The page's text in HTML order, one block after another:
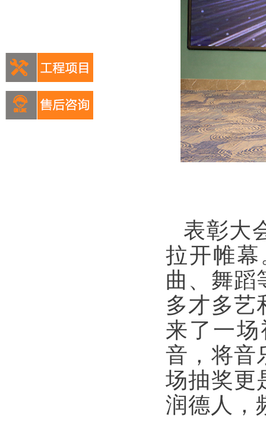
表彰大
拉开帷
曲、舞蹈
多才多艺
来了一
音，将音
场抽奖更
润德人，